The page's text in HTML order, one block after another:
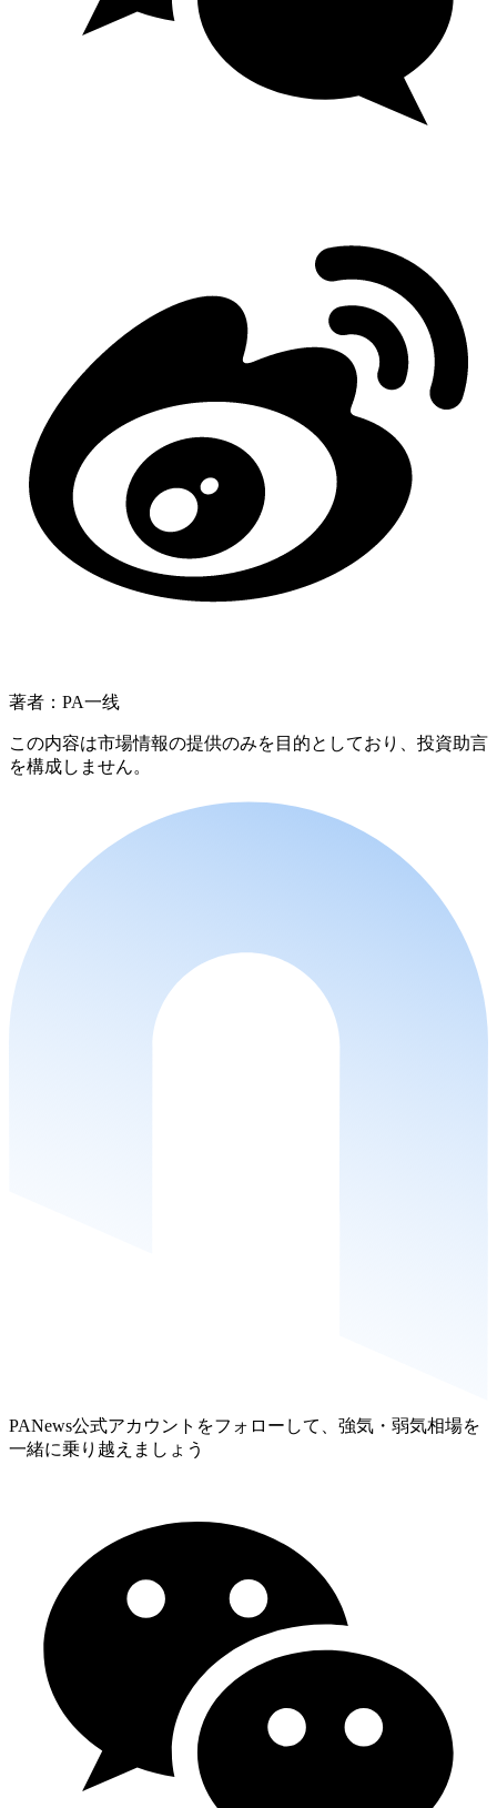
著者：PA一线
この内容は市場情報の提供のみを目的としており、投資助言
を構成しません。
PANews公式アカウントをフォローして、強気・弱気相場を
一緒に乗り越えましょう